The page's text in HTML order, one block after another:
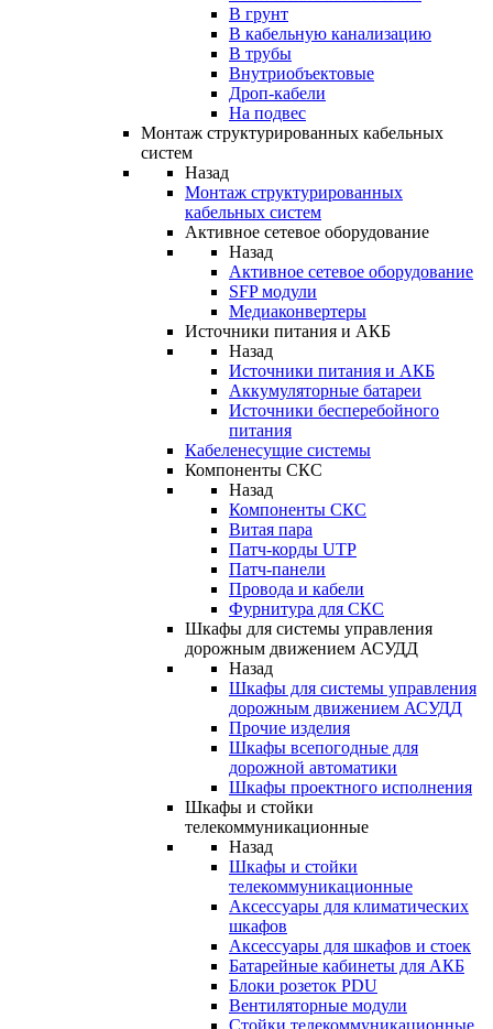
В грунт
В кабельную канализацию
В трубы
Внутриобъектовые
Дроп-кабели
На подвес
Монтаж структурированных кабельных
систем
Назад
Монтаж структурированных
кабельных систем
Активное сетевое оборудование
Назад
Активное сетевое оборудование
SFP модули
Медиаконвертеры
Источники питания и АКБ
Назад
Источники питания и АКБ
Аккумуляторные батареи
Источники бесперебойного
питания
Кабеленесущие системы
Компоненты СКС
Назад
Компоненты СКС
Витая пара
Патч-корды UTP
Патч-панели
Провода и кабели
Фурнитура для СКС
Шкафы для системы управления
дорожным движением АСУДД
Назад
Шкафы для системы управления
дорожным движением АСУДД
Прочие изделия
Шкафы всепогодные для
дорожной автоматики
Шкафы проектного исполнения
Шкафы и стойки
телекоммуникационные
Назад
Шкафы и стойки
телекоммуникационные
Аксессуары для климатических
шкафов
Аксессуары для шкафов и стоек
Батарейные кабинеты для АКБ
Блоки розеток PDU
Вентиляторные модули
Стойки телекоммуникационные